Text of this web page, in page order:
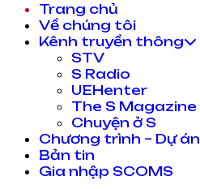
Trang chủ
Về chúng tôi
Kênh truyền thông
STV
S Radio
UEHenter
The S Magazine
Chuyện ở S
Chương trình – Dự án
Bản tin
Gia nhập SCOMS